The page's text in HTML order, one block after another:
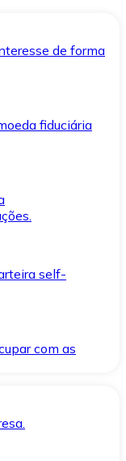
de forma
fiduciária
self-
com as